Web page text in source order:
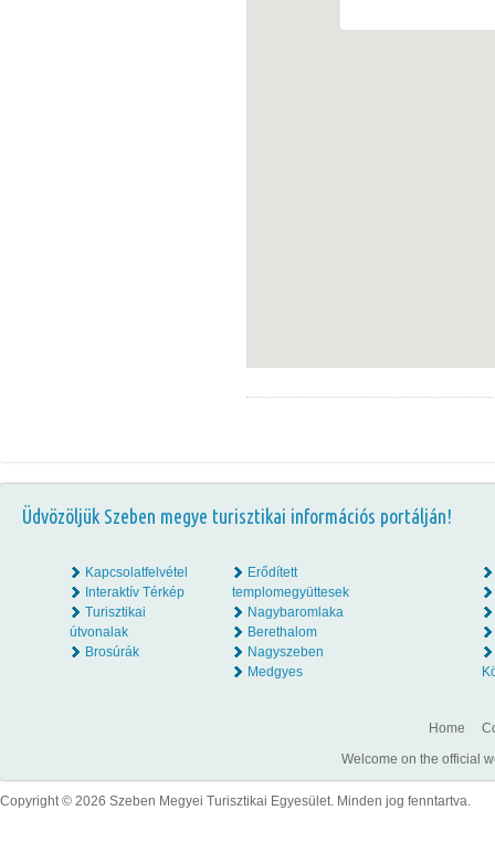
Üdvözöljük Szeben megye turisztikai információs portálján!
Kapcsolatfelvétel
Interaktív Térkép
Turisztikai
útvonalak
Brosúrák
Erődített
templomegyüttesek
Nagybaromlaka
Berethalom
Nagyszeben
Medgyes
Home
Welcome on the official
Copyright © 2026 Szeben Megyei Turisztikai Egyesület. Minden jog fenntartva.